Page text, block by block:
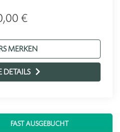
€
MERKEN
DETAILS
FAST AUSGEBUCHT